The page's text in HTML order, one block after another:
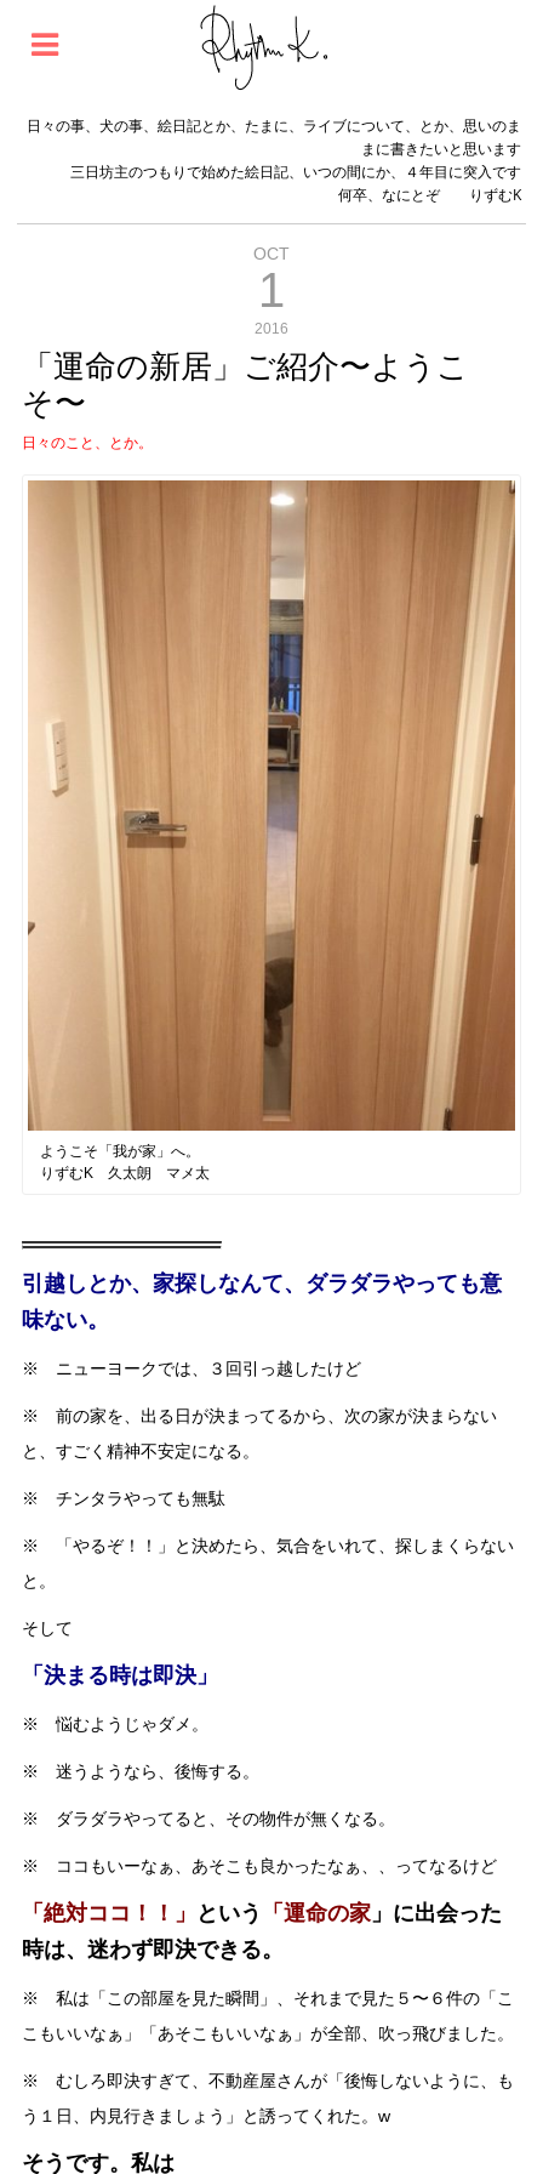
日々の事、犬の事、絵日記とか、たまに、ライブについて、とか、思いのま
まに書きたいと思います
三日坊主のつもりで始めた絵日記、いつの間にか、４年目に突入です
何卒、なにとぞ りずむK
OCT
1
2016
「運命の新居」ご紹介〜ようこ
そ〜
日々のこと、とか。
ようこそ「我が家」へ。
りずむK 久太朗 マメ太
引越しとか、家探しなんて、ダラダラやっても意
味ない。
※ ニューヨークでは、３回引っ越したけど
※ 前の家を、出る日が決まってるから、次の家が決まらない
と、すごく精神不安定になる。
※ チンタラやっても無駄
※ 「やるぞ！！」と決めたら、気合をいれて、探しまくらない
と。
そして
「決まる時は即決」
※ 悩むようじゃダメ。
※ 迷うようなら、後悔する。
※ ダラダラやってると、その物件が無くなる。
※ ココもいーなぁ、あそこも良かったなぁ、、ってなるけど
「絶対ココ！！」 という 「運命の家 」に出会った
時は、迷わず即決できる。
※ 私は「この部屋を見た瞬間」、それまで見た５〜６件の「こ
こもいいなぁ」「あそこもいいなぁ」が全部、吹っ飛びました。
※ むしろ即決すぎて、不動産屋さんが「後悔しないように、も
う１日、内見行きましょう」と誘ってくれた。w
そうです。私は